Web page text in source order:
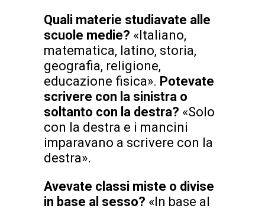
Quali materie studiavate alle
scuole medie? «Italiano,
matematica, latino, storia,
geografia, religione,
educazione fisica». Potevate
scrivere con la sinistra o
soltanto con la destra? «Solo
con la destra e i mancini
imparavano a scrivere con la
destra».
Avevate classi miste o divise
in base al sesso? «In base al